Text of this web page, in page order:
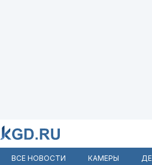
ВСЕ НОВОСТИ КАМЕРЫ